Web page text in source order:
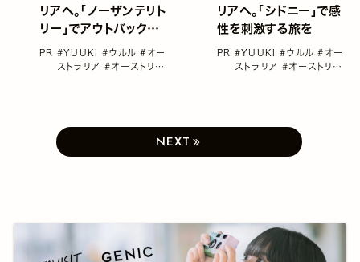
リアへ。「ノーザンテリト
リー」でアウトバックア
ドベンチャーな旅を
PR #YUUKI#ウルル#オー
ストラリア#オーストリア
リアへ。「シドニー」で感
性を刺激する旅を
PR #YUUKI#ウルル#オー
ストラリア#オーストリア